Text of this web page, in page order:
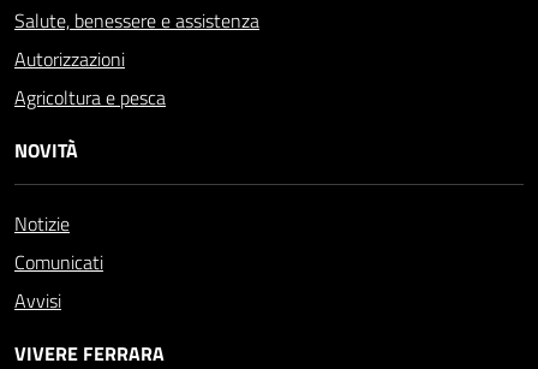
Salute, benessere e assistenza
Autorizzazioni
Agricoltura e pesca
NOVITÀ
Notizie
Comunicati
Avvisi
VIVERE FERRARA